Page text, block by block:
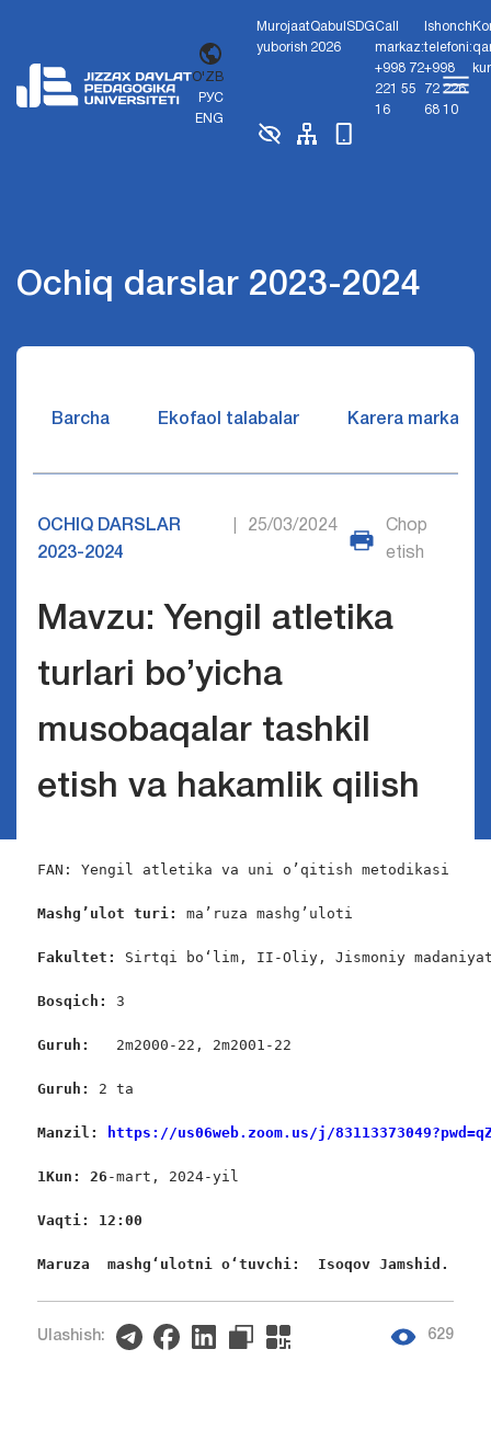
O'ZB
РУС
ENG
Murojaat
yuborish
Qabul
2026
SDGCall
markaz:
+998 72
221 55
16
Ishonch
telefoni:
+998
72 226
68 10
Ochiq darslar 2023-2024
Barcha Ekofaol talabalar Karera markazi
OCHIQ DARSLAR
2023-2024
25/03/2024
Chop
etish
Mavzu: Yengil atletika
turlari bo’yicha
musobaqalar tashkil
etish va hakamlik qilish
FAN: Yengil atletika va uni o’qitish metodikasi
Mashg’ulot turi: ma’ruza mashg’uloti
Fakultet: Sirtqi bo‘lim, II-Oliy, Jismoniy
Bosqich: 3
Guruh: 2m2000-22, 2m2001-22
Guruh: 2 ta
Manzil: https://us06web.zoom.us/j/
1Kun: 26 -mart, 2024-yil
Vaqti: 12:00
Maruza  mashgʻulotni oʻtuvchi:  Isoqov Jamshid.
Ulashish: 629